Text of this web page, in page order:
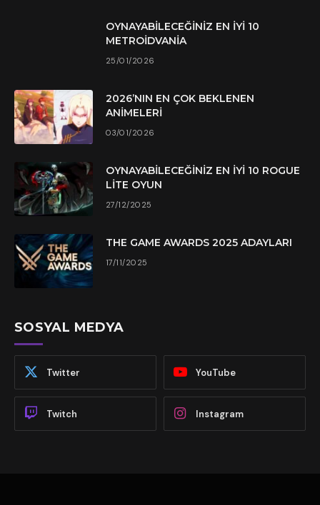
OYNAYABILECEĞINIZ EN İYI 10
METROIDVANIA
25/01/2026
2026’NIN EN ÇOK BEKLENEN
ANIMELERI
03/01/2026
OYNAYABILECEĞINIZ EN İYI 10 ROGUE
LITE OYUN
27/12/2025
THE GAME AWARDS 2025 ADAYLARI
17/11/2025
SOSYAL MEDYA
Twitter YouTube
Twitch Instagram